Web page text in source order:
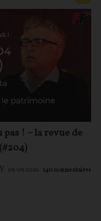
! – la revue de
08/08/2026 140 commentaires